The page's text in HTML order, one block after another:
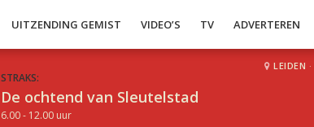
UITZENDING GEMIST VIDEO’S TV ADVERTEREN
STRAKS:
De ochtend van Sleutelstad
6.00 - 12.00 uur
LEIDEN ·